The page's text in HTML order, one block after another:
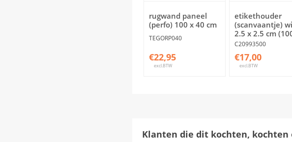
rugwand paneel
(perfo) 100 x 40 cm
TEGORP040
€22,95
excl.BTW
etikethouder
(scanvaantje)
2.5 x 2.5 cm
C20993500
€17,00
excl.BTW
Klanten die dit kochten, kochten